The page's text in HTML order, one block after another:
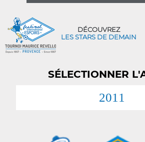
DÉCOUVREZ
LES STARS DE DEMAIN
SÉLECTIONNER
2011